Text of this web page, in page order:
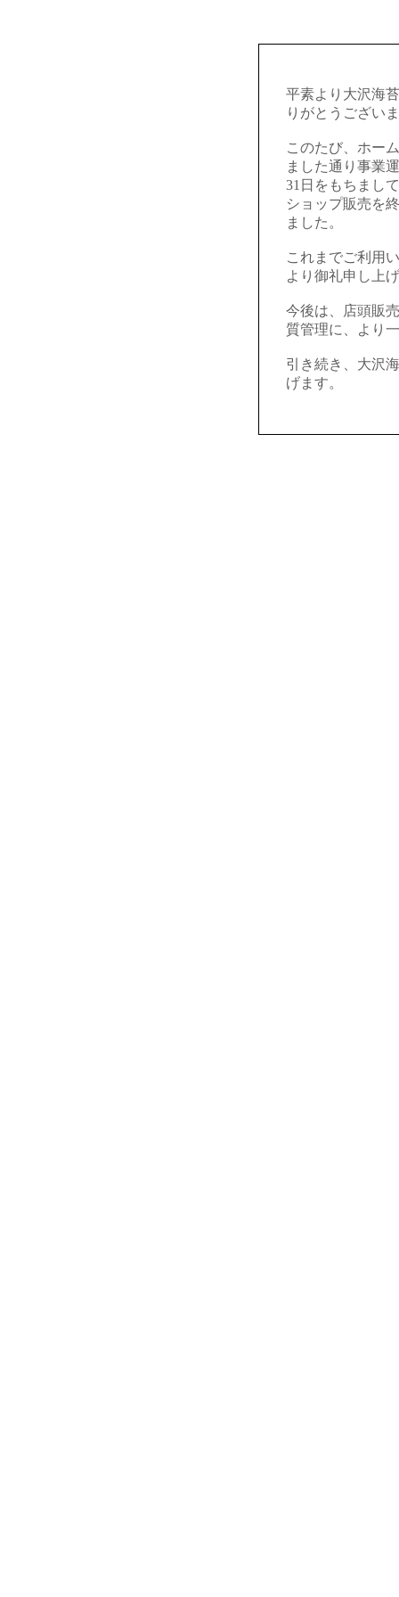
平素より大沢海
りがとうござい
このたび、ホー
ました通り事業
31日をもちまし
ショップ販売を
ました。
これまでご利用
より御礼申し上
今後は、店頭販
質管理に、より
引き続き、大沢
げます。